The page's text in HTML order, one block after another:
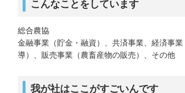
こんなことをしています
総合農協
金融事業（貯金・融資）、共済事業、経済事
導）、販売事業（農畜産物の販売）、その他
我が社はここがすごいんです